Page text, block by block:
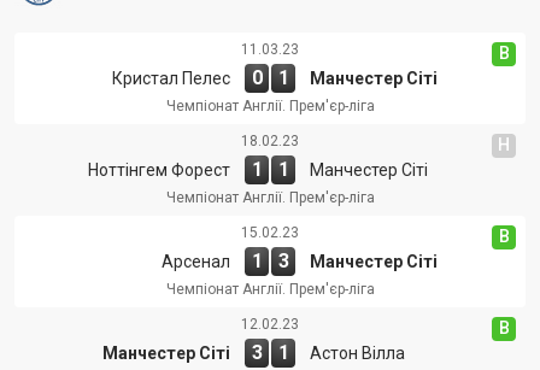
В
11.03.23
Кристал Пелес 0 1 Манчестер Сіті
Чемпіонат Англії. Прем'єр-ліга
Н
18.02.23
Ноттінгем Форест 1 1 Манчестер Сіті
Чемпіонат Англії. Прем'єр-ліга
В
15.02.23
Арсенал 1 3 Манчестер Сіті
Чемпіонат Англії. Прем'єр-ліга
В
12.02.23
Манчестер Сіті 3 1 Астон Вілла